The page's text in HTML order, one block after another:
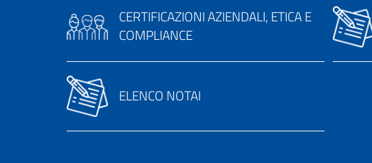
CERTIFICAZIONI AZIENDALI, ETICA E
COMPLIANCE
ELENCO NOTAI